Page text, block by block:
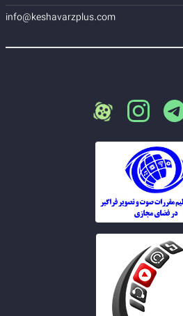
info@keshavarzplus.com